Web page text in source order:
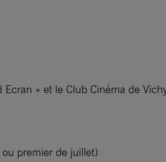
» et le Club Cinéma de
premier de juillet)